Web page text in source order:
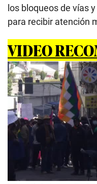
los bloqueos de vías
para recibir atención
VIDEO
00:00